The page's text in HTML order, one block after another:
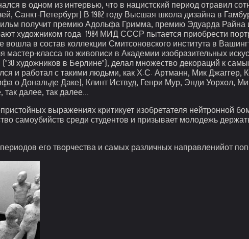
в одном из интервью, что в нацистский период отравил
Санкт-Петербург) В 1982 году Высшая школа дизайна в
фильм получит премию Адольфа Гримма, премию Эдуарда
художником года. 1984 МИД СССР пытается приобрести
вошла в состав коллекции Смитсоновского института в
мастер-класса по живописи в Академии изобразительных
художников в Берлине"), делал множество декораций к
и работал с такими людьми, как Х.С. Артманн, Мик
о Дональде Даке), Клинт Иствуд, Генри Мур, Энди Уорхол,
далее, так далее...
выражениях критикует изобретателя нейтронной
самоубийств среди студентов и призывает молодежь
его творчества и самых различных направленийот